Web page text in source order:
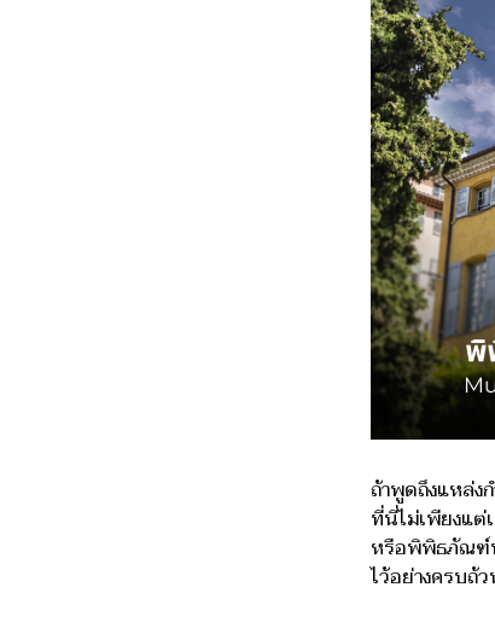
ถ้าพูดถึงแหล่ง
ที่นี่ไม่เพียงแ
หรือพิพิธภัณฑ์
ไว้อย่างครบถ้